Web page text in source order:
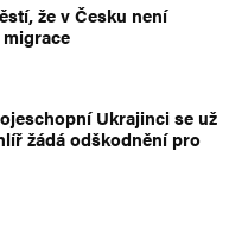
že v Česku není
Ukrajinci se už
žádá odškodnění pro